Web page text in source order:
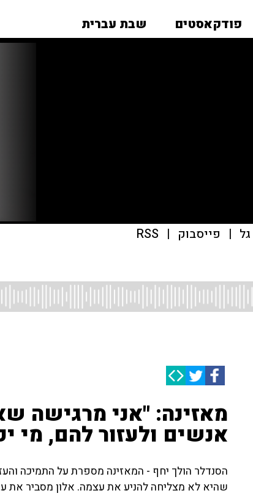
פודקאסטים שבת עברית
| פייסבוק |
RSS
מאזינה: "אני מרגישה
אנשים ולעזור להם, מי
הסנדלר הולך יחף - המאזינה מספרת על התמיכה
שהיא לא מצליחה להניע את עצמה. אלון מסביר את